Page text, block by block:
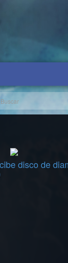
disco de